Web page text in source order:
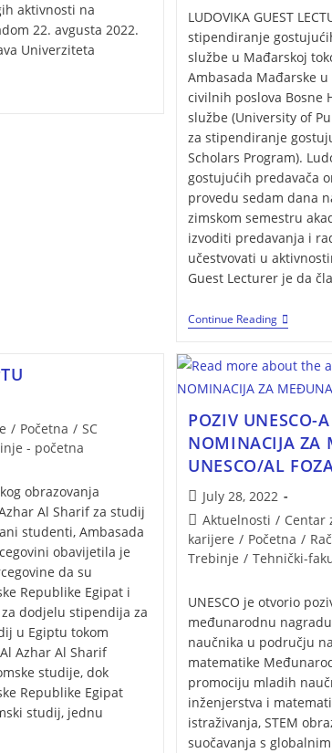
aktivnosti na
22. avgusta 2022.
Univerziteta
LUDOVIKA GUEST
stipendiranje
službe u Mađarskoj
Ambasada Mađarske
civilnih poslova Bosne
službe (University of
za stipendiranje
Scholars Program).
gostujućih predavača
provedu sedam dana
zimskom semestru
izvoditi predavanja i
učestvovati u
Guest Lecturer je da
Continue Reading
/ Početna / SC
- početna
obrazovanja
Al Sharif za studij
studenti, Ambasada
obavijetila je
da su
Republike Egipat i
dodjelu stipendija za
u Egiptu tokom
Azhar Al Sharif
studije, dok
Republike Egipat
studij, jednu
POZIV UNESCO-
NOMINACIJA ZA
UNESCO/AL
July 28, 2022
Aktuelnosti / Centar
karijere / Početna /
Trebinje / Tehnički-
UNESCO je otvorio
međunarodnu
naučnika u području
matematike
promociju mladih
inženjerstva i
istraživanja, STEM
suočavanja s